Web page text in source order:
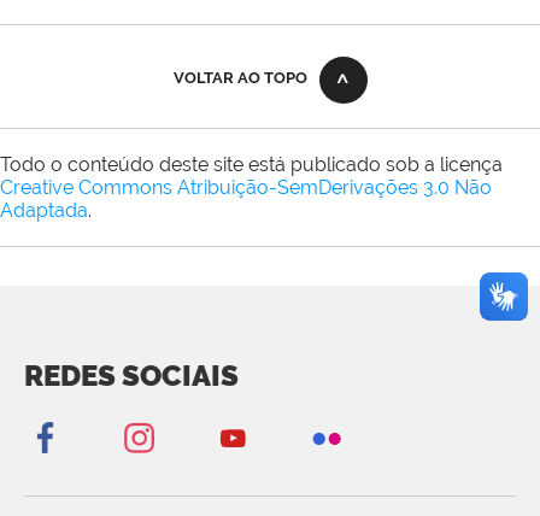
VOLTAR AO TOPO
Todo o conteúdo deste site está publicado sob a licença
Creative Commons Atribuição-SemDerivações 3.0 Não
Adaptada.
REDES SOCIAIS